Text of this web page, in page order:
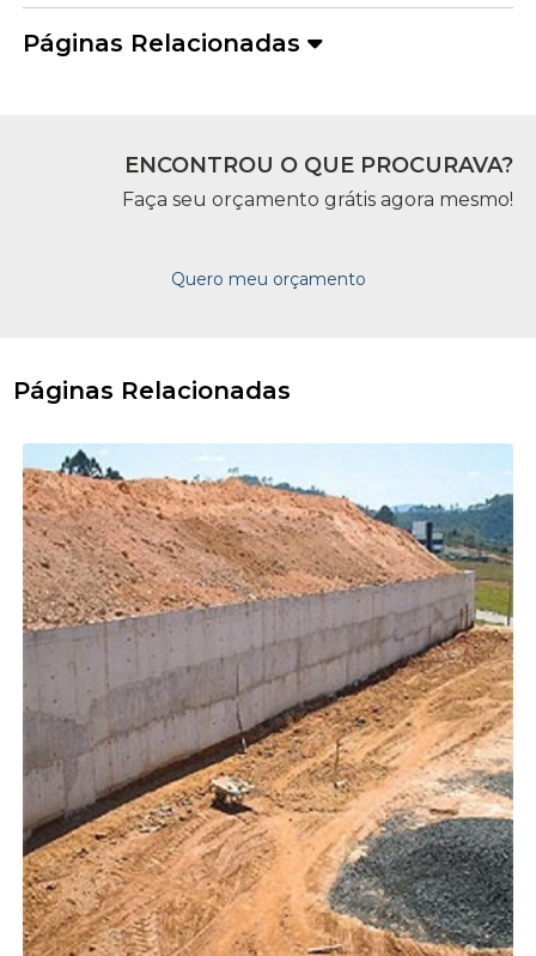
Páginas Relacionadas
ENCONTROU O QUE PROCURAVA?
Faça seu orçamento grátis agora mesmo!
Quero meu orçamento
Páginas Relacionadas